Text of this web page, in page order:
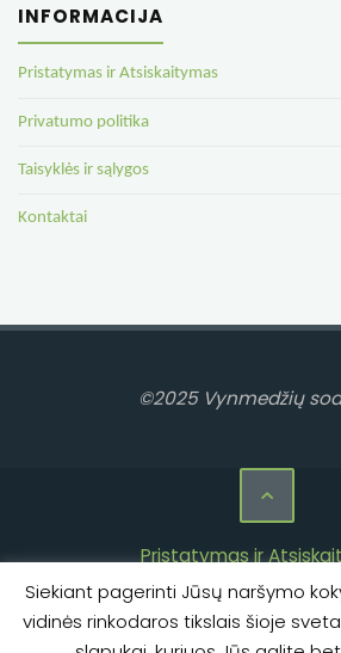
INFORMACIJA
Pristatymas ir Atsiskaitymas
Privatumo politika
Taisyklės ir sąlygos
Kontaktai
©2025 Vynmedžių
Pristatymas ir
Privatumo
Taisyklės ir
Siekiant pagerinti Jūsų naršymo
vidinės rinkodaros tikslais šioje